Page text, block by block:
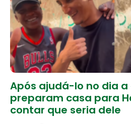
Após ajudá-lo no dia
preparam casa para
contar que seria dele